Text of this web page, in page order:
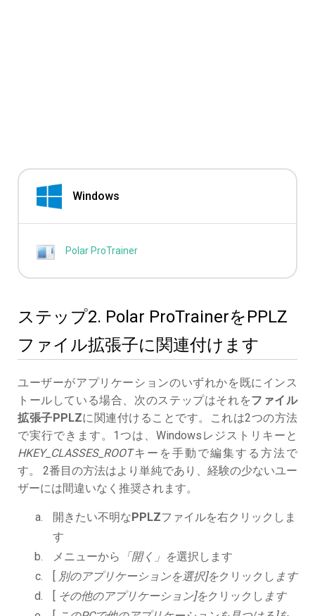
Windows
Polar ProTrainer
ステップ2. Polar ProTrainerをPPLZ
ファイル拡張子に関連付けます
ユーザーがアプリケーションのいずれかを既にインス
トールしている場合、次のステップはそれをファイル
拡張子PPLZに関連付けることです。これは2つの方法
で実行できます。1つは、Windowsレジストリキーと
HKEY_CLASSES_ROOTキーを手動で編集する方法で
す。 2番目の方法はより単純であり、経験の少ないユー
ザーには間違いなく推奨されます。
開きたい不明なPPLZファイルを右クリックしま
す
メニューから
「開く」を選択します
[ 別のアプリケーションを選択]をクリックし ます
[ その他のアプリケーション]をクリックし ます